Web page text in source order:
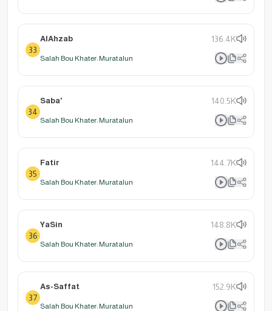
33
AlAhzab 136.4K
Salah Bou Khater: Muratalun
34
Saba' 140.5K
Salah Bou Khater: Muratalun
35
Fatir 144.7K
Salah Bou Khater: Muratalun
36
YaSin 148.8K
Salah Bou Khater: Muratalun
37
As-Saffat 152.9K
Salah Bou Khater: Muratalun